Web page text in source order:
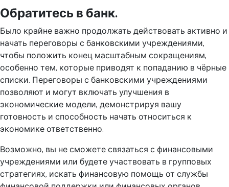
Обратитесь в банк.
Было крайне важно продолжать действовать активно и
начать переговоры с банковскими учреждениями,
чтобы положить конец масштабным сокращениям,
особенно тем, которые приводят к попаданию в чёрные
списки. Переговоры с банковскими учреждениями
позволяют и могут включать улучшения в
экономические модели, демонстрируя вашу
готовность и способность начать относиться к
экономике ответственно.
Возможно, вы не сможете связаться с финансовыми
учреждениями или будете участвовать в групповых
стратегиях, искать финансовую помощь от службы